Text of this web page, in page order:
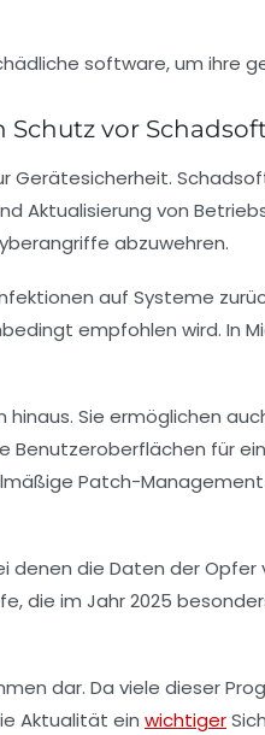
vor
Aktualisierung von
abzuwehren.
auf Systeme
empfohlen wird. In
Sie ermöglichen
für
Patch-
die Daten der
die im Jahr 2025
dar. Da viele dieser
Aktualität ein wichtiger